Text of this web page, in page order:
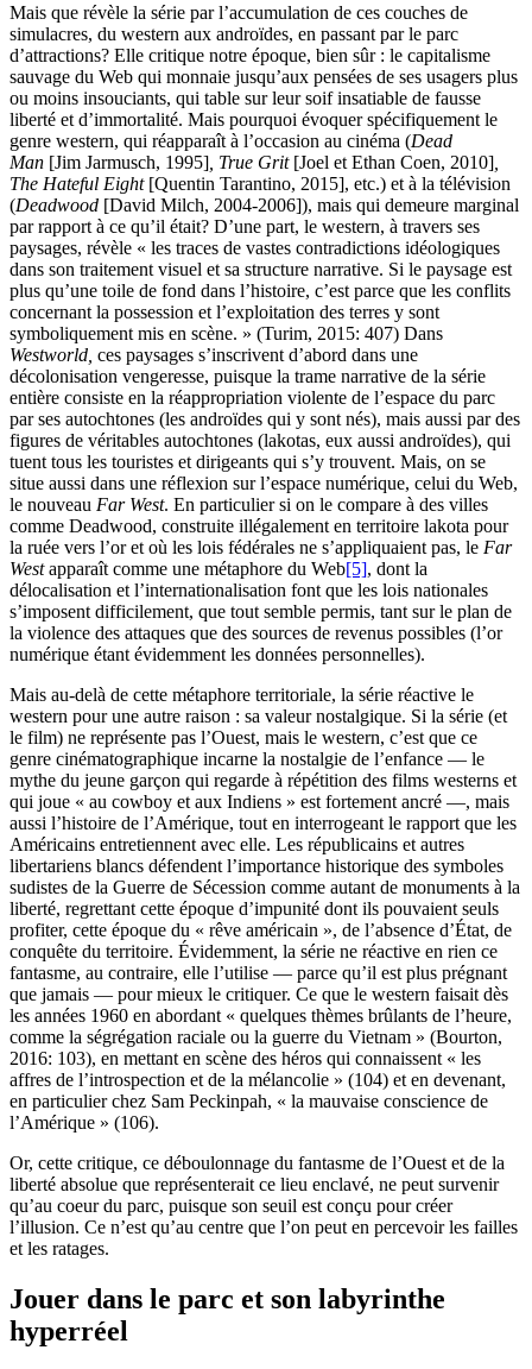
Mais que révèle la série par l’accumulation de ces couches de
simulacres, du western aux androïdes, en passant par le parc
d’attractions? Elle critique notre époque, bien sûr : le capitalisme
sauvage du Web qui monnaie jusqu’aux pensées de ses usagers plus
ou moins insouciants, qui table sur leur soif insatiable de fausse
liberté et d’immortalité. Mais pourquoi évoquer spécifiquement le
genre western, qui réapparaît à l’occasion au cinéma (Dead
Man [Jim Jarmusch, 1995] , True Grit[Joel et Ethan Coen, 2010]
The Hateful Eight[Quentin Tarantino, 2015], etc.) et à la télévision
(Deadwood [David Milch, 2004-2006]), mais qui demeure marginal
par rapport à ce qu’il était? D’une part, le western, à travers ses
paysages, révèle « les traces de vastes contradictions idéologiques
dans son traitement visuel et sa structure narrative. Si le paysage est
plus qu’une toile de fond dans l’histoire, c’est parce que les conflits
concernant la possession et l’exploitation des terres y sont
symboliquement mis en scène. » (Turim, 2015: 407) Dans
Westworld, ces paysages s’inscrivent d’abord dans une
décolonisation vengeresse, puisque la trame narrative de la série
entière consiste en la réappropriation violente de l’espace du parc
par ses autochtones (les androïdes qui y sont nés), mais aussi par des
figures de véritables autochtones (lakotas, eux aussi androïdes), qui
tuent tous les touristes et dirigeants qui s’y trouvent. Mais, on se
situe aussi dans une réflexion sur l’espace numérique, celui du Web,
le nouveau Far West. En particulier si on le compare à des villes
comme Deadwood, construite illégalement en territoire lakota pour
la ruée vers l’or et où les lois fédérales ne s’appliquaient pas, le Far
Westapparaît comme une métaphore du Web[5], dont la
délocalisation et l’internationalisation font que les lois nationales
s’imposent difficilement, que tout semble permis, tant sur le plan de
la violence des attaques que des sources de revenus possibles (l’or
numérique étant évidemment les données personnelles).
Mais au-delà de cette métaphore territoriale, la série réactive le
western pour une autre raison : sa valeur nostalgique. Si la série (et
le film) ne représente pas l’Ouest, mais le western, c’est que ce
genre cinématographique incarne la nostalgie de l’enfance — le
mythe du jeune garçon qui regarde à répétition des films westerns et
qui joue « au cowboy et aux Indiens » est fortement ancré —, mais
aussi l’histoire de l’Amérique, tout en interrogeant le rapport que les
Américains entretiennent avec elle. Les républicains et autres
libertariens blancs défendent l’importance historique des symboles
sudistes de la Guerre de Sécession comme autant de monuments à la
liberté, regrettant cette époque d’impunité dont ils pouvaient seuls
profiter, cette époque du « rêve américain », de l’absence d’État, de
conquête du territoire. Évidemment, la série ne réactive en rien ce
fantasme, au contraire, elle l’utilise — parce qu’il est plus prégnant
que jamais — pour mieux le critiquer. Ce que le western faisait dès
les années 1960 en abordant « quelques thèmes brûlants de l’heure,
comme la ségrégation raciale ou la guerre du Vietnam » (Bourton,
2016: 103), en mettant en scène des héros qui connaissent « les
affres de l’introspection et de la mélancolie » (104) et en devenant,
en particulier chez Sam Peckinpah, « la mauvaise conscience de
l’Amérique » (106).
Or, cette critique, ce déboulonnage du fantasme de l’Ouest et de la
liberté absolue que représenterait ce lieu enclavé, ne peut survenir
qu’au coeur du parc, puisque son seuil est conçu pour créer
l’illusion. Ce n’est qu’au centre que l’on peut en percevoir les failles
et les ratages.
Jouer dans le parc et son labyrinthe
hyperréel